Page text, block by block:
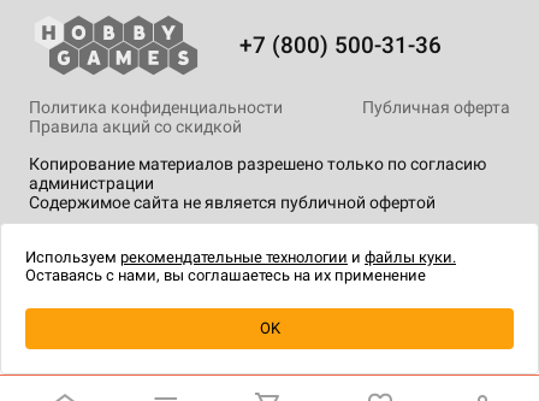
Купить| 1 490 ₽
+7 (800) 500-31-36
Копирование материалов разрешено только по согласию
администрации
Содержимое сайта не является публичной офертой
Политика конфиденциальности
Публичная оферта
Правила акций со скидкой
технологии.
Используем рекомендательные технологии и файлы куки.
Оставаясь с нами, вы соглашаетесь на их применение
OK